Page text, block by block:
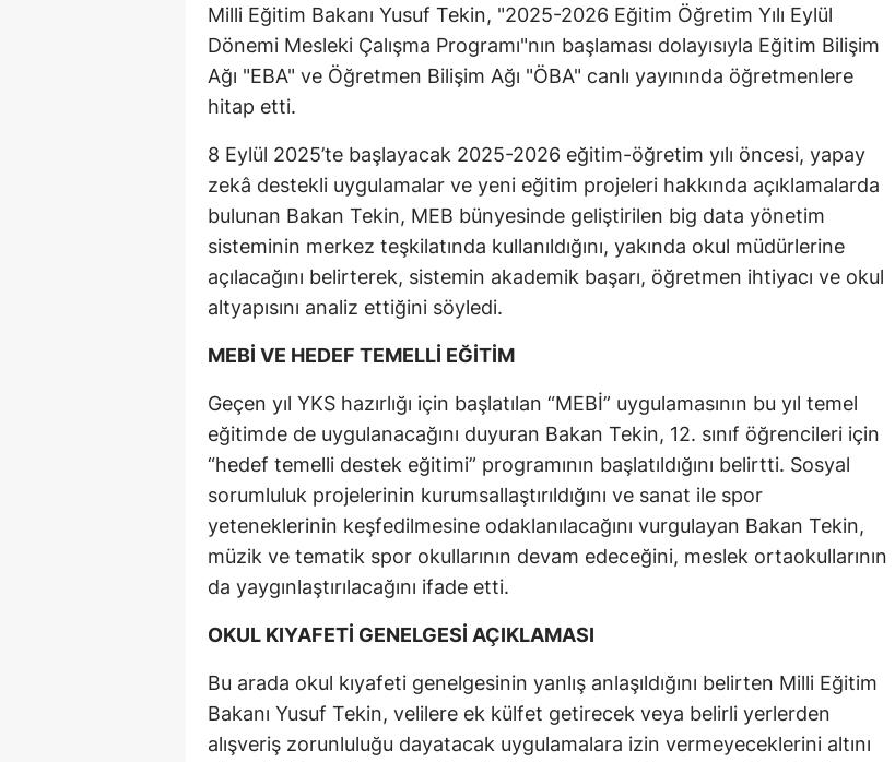
Milli Eğitim Bakanı Yusuf Tekin, "2025-2026 Eğitim Öğretim Yılı Eylül
Dönemi Mesleki Çalışma Programı"nın başlaması dolayısıyla Eğitim Bilişim
Ağı "EBA" ve Öğretmen Bilişim Ağı "ÖBA" canlı yayınında öğretmenlere
hitap etti.
8 Eylül 2025’te başlayacak 2025-2026 eğitim-öğretim yılı öncesi, yapay
zekâ destekli uygulamalar ve yeni eğitim projeleri hakkında açıklamalarda
bulunan Bakan Tekin, MEB bünyesinde geliştirilen big data yönetim
sisteminin merkez teşkilatında kullanıldığını, yakında okul müdürlerine
açılacağını belirterek, sistemin akademik başarı, öğretmen ihtiyacı ve okul
altyapısını analiz ettiğini söyledi.
MEBİ VE HEDEF TEMELLİ EĞİTİM
Geçen yıl YKS hazırlığı için başlatılan “MEBİ” uygulamasının bu yıl temel
eğitimde de uygulanacağını duyuran Bakan Tekin, 12. sınıf öğrencileri için
“hedef temelli destek eğitimi” programının başlatıldığını belirtti. Sosyal
sorumluluk projelerinin kurumsallaştırıldığını ve sanat ile spor
yeteneklerinin keşfedilmesine odaklanılacağını vurgulayan Bakan Tekin,
müzik ve tematik spor okullarının devam edeceğini, meslek ortaokullarının
da yaygınlaştırılacağını ifade etti.
OKUL KIYAFETİ GENELGESİ AÇIKLAMASI
Bu arada okul kıyafeti genelgesinin yanlış anlaşıldığını belirten Milli Eğitim
Bakanı Yusuf Tekin, velilere ek külfet getirecek veya belirli yerlerden
alışveriş zorunluluğu dayatacak uygulamalara izin vermeyeceklerini altını